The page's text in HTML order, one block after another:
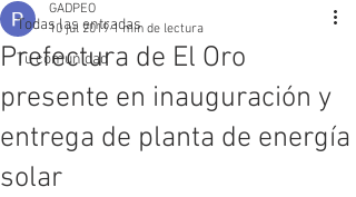
Todas las entradas
Tu comunidad
Prefectura de El Oro
presente en inauguración y
entrega de planta de energía
solar
GADPEO
10 jul 2019 1 min de lectura